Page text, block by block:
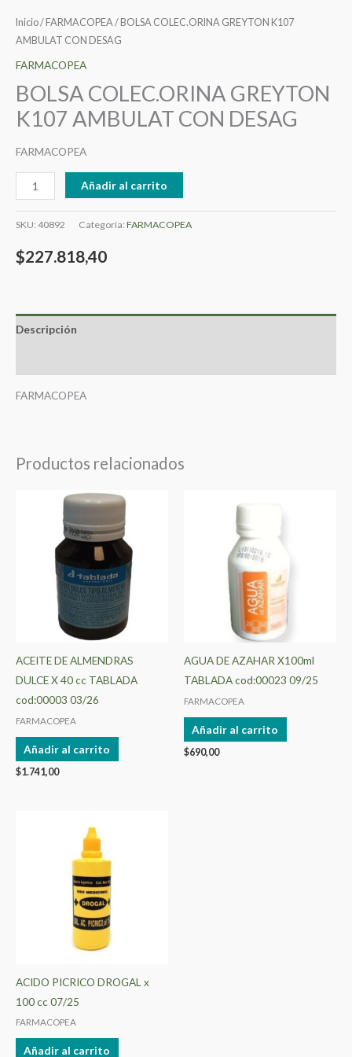
Inicio/ FARMACOPEA/ BOLSA COLEC.ORINA GREYTON K107
AMBULAT CON DESAG
FARMACOPEA
BOLSA COLEC.ORINA GREYTON
K107 AMBULAT CON DESAG
FARMACOPEA
Añadir al carrito
SKU: 40892 Categoría: FARMACOPEA
$227.818,40
Descripción
FARMACOPEA
Productos relacionados
ACEITE DE ALMENDRAS
DULCE X 40 cc TABLADA
cod:00003 03/26
FARMACOPEA
Añadir al carrito
$1.741,00
AGUA DE AZAHAR X100ml
TABLADA cod:00023 09/25
FARMACOPEA
Añadir al carrito
$690,00
ACIDO PICRICO DROGAL x
100 cc 07/25
FARMACOPEA
Añadir al carrito